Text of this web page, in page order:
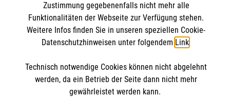
Malteserorden
Malteser Jugend
Malteser International
Mediathek
Sharepoint
Zustimmung gegebenenfalls nicht mehr alle
Funktionalitäten der Webseite zur Verfügung stehen.
Weitere Infos finden Sie in unseren speziellen Cookie-
Datenschutzhinweisen unter folgendem Link.
Technisch notwendige Cookies können nicht abgelehnt
werden, da ein Betrieb der Seite dann nicht mehr
gewährleistet werden kann.